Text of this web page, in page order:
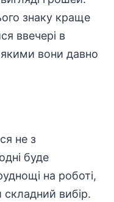
знаку краще
ввечері в
якими вони давно
не з
буде
на роботі,
складний вибір.